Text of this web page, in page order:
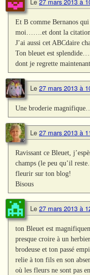
Et B comme Bernanos
moi…….et dont la citation
J’ai aussi cet ABCdaire
Ton bleuet est
dont je regrette
Le 27 mars 2013 à
Une broderie magnifique…
Le 27 mars 2013 à
Ravissant ce Bleuet,
champs (le peu qu’il
fleurir sur ton blog!
Bisous
Le 27 mars 2013 à
ton Bleuet est
presque croire à un
brodeuse et ton passé
relie à ton fils en son
où les fleurs ne sont pas